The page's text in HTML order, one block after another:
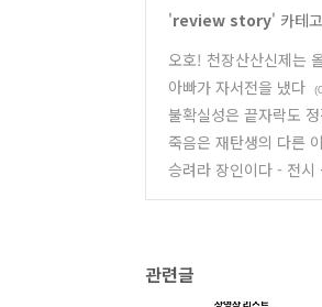
'review story' 카테
오호! 천장산산신제는
아빠가 자서전을 냈다
불확실성은 끝자락도
죽음은 재탄생의 다른
승려라 장인이다 - 전시
관련글